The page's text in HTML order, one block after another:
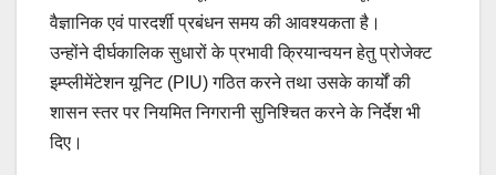
वैज्ञानिक एवं पारदर्शी प्रबंधन समय की आवश्यकता है।
उन्होंने दीर्घकालिक सुधारों के प्रभावी क्रियान्वयन हेतु प्रोजेक्ट
इम्प्लीमेंटेशन यूनिट (PIU) गठित करने तथा उसके कार्यों की
शासन स्तर पर नियमित निगरानी सुनिश्चित करने के निर्देश भी
दिए।